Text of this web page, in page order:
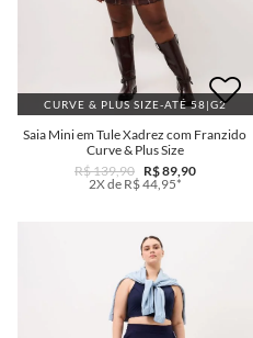
CURVE & PLUS SIZE-ATÉ 58|G2
Saia Mini em Tule Xadrez com Franzido
Curve & Plus Size
R$ 139,90
R$ 89,90
2X de R$ 44,95*